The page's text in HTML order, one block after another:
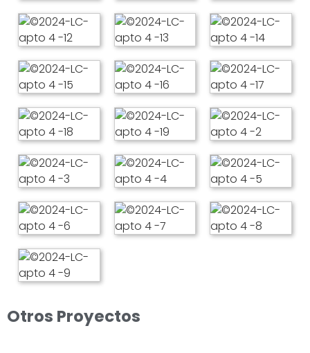
Otros Proyectos